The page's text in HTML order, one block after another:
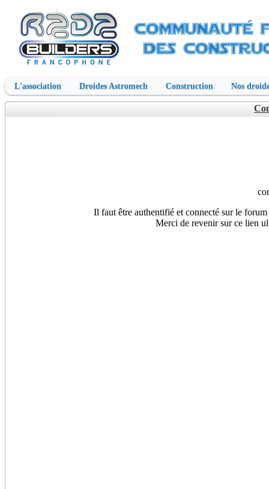
L'association Droides Astromech Construction Nos
Il faut être authentifié et connecté sur le
Merci de revenir sur ce lien